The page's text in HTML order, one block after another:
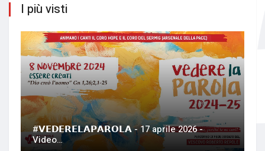
I più visti
#𝗩𝗘𝗗𝗘𝗥𝗘𝗟𝗔𝗣𝗔𝗥𝗢𝗟𝗔 - 17 aprile 2026 -
Video…